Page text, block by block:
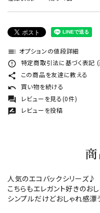
toc オプションの値段詳細
error_outline 特定商取引法に基づく表記
share この商品を友達に教える
undo 買い物を続ける
forum レビューを見る(0件)
rate_review レビューを投稿
人気のエコバックシリーズ♪
こちらもエレガント好きのお
シンプルだけどおしゃれ感漂